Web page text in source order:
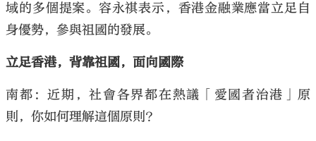
域的多個提案。容永祺表示，香港金融業應當立足自
身優勢，參與祖國的發展。
立足香港，背靠祖國，面向國際
南都：近期，社會各界都在熱議「愛國者治港」原
則，你如何理解這個原則？